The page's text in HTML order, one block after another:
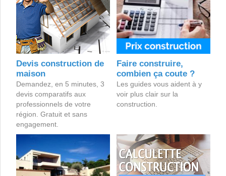
Devis construction de
maison
Demandez, en 5 minutes, 3
devis comparatifs aux
professionnels de votre
région. Gratuit et sans
engagement.
Faire construire,
combien ça coute ?
Les guides vous aident à y
voir plus clair sur la
construction.